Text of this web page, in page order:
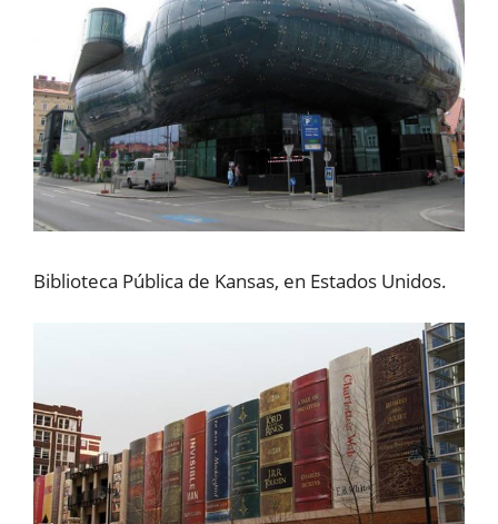
Biblioteca Pública de Kansas, en Estados Unidos.